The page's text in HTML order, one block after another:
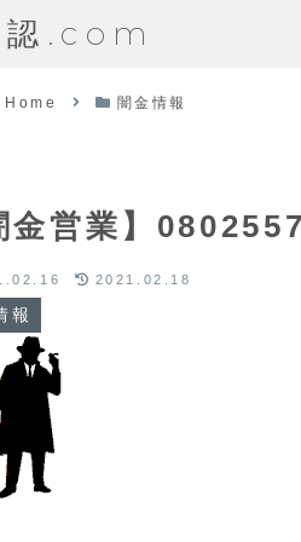
認.com
Home 闇金情報
金営業】
報
2021.02.18